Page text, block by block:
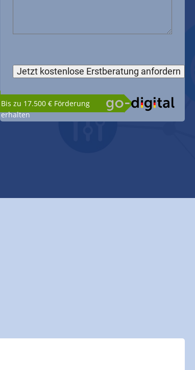
Bis zu 17.500 € Förderung
erhalten